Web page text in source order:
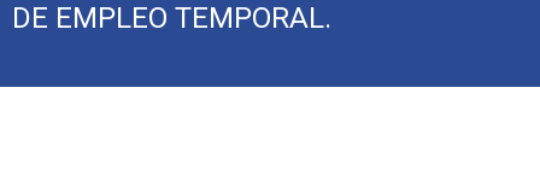
DE EMPLEO TEMPORAL.